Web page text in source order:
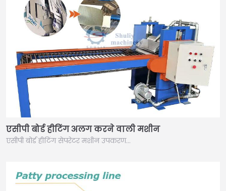
एसीपी बोर्ड हीटिंग अलग करने वाली मशीन
एसीपी बोर्ड हीटिंग सेपरेटर मशीन उपकरण…